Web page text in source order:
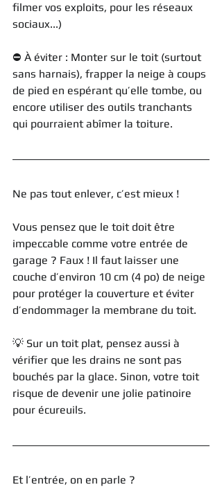
filmer vos exploits, pour les réseaux
sociaux...)
⛔ À éviter : Monter sur le toit (surtout
sans harnais), frapper la neige à coups
de pied en espérant qu’elle tombe, ou
encore utiliser des outils tranchants
qui pourraient abîmer la toiture.
Ne pas tout enlever, c’est mieux !
Vous pensez que le toit doit être
impeccable comme votre entrée de
garage ? Faux ! Il faut laisser une
couche d’environ 10 cm (4 po) de neige
pour protéger la couverture et éviter
d’endommager la membrane du toit.
💡 Sur un toit plat, pensez aussi à
vérifier que les drains ne sont pas
bouchés par la glace. Sinon, votre toit
risque de devenir une jolie patinoire
pour écureuils.
Et l’entrée, on en parle ?